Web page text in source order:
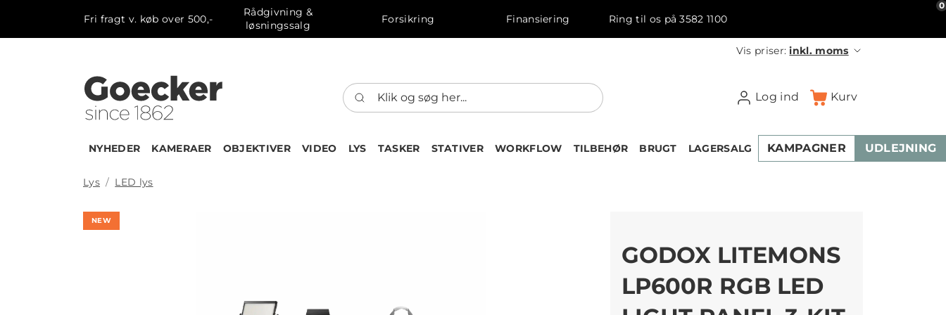
Fri fragt v. køb over 500,-
Rådgivning &
løsningssalg
Forsikring Finansiering Ring til os på 3582 1100
Vis priser:inkl. moms
Log ind Kurv
0
NYHEDER KAMERAER OBJEKTIVER VIDEO LYS TASKER STATIVER WORKFLOW TILBEHØR BRUGT LAGERSALG KAMPAGNER UDLEJNING
Lys LED lys
NEW
GODOX LITEMONS
LP600R RGB LED